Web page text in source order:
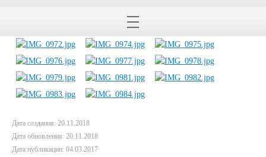
Дата создания: 20.11.2018
Дата обновления: 20.11.2018
Дата публикации: 04.03.2017